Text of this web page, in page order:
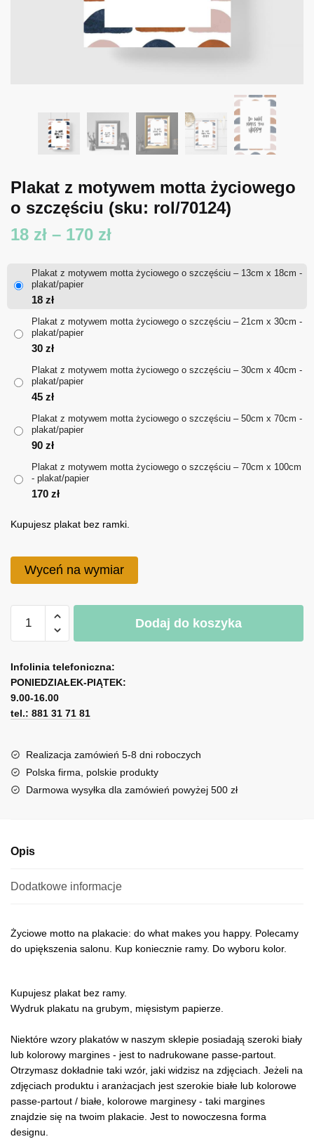
Plakat z motywem motta życiowego
o szczęściu (sku: rol/70124)
18 zł – 170 złZakres
18 zł
170 zł
Plakat z motywem motta życiowego o szczęściu – 13cm x 18cm -
plakat/papier
18 zł
Plakat z motywem motta życiowego o szczęściu – 21cm x 30cm -
plakat/papier
30 zł
Plakat z motywem motta życiowego o szczęściu – 30cm x 40cm -
plakat/papier
45 zł
Plakat z motywem motta życiowego o szczęściu – 50cm x 70cm -
plakat/papier
90 zł
Plakat z motywem motta życiowego o szczęściu – 70cm x 100cm
- plakat/papier
170 zł
Kupujesz plakat bez ramki.
Wyceń na wymiar
Plakat
motywem
motta
życiowego
o
Dodaj do koszyka
l
t
e
r
a
t
i
Infolinia telefoniczna:
PONIEDZIAŁEK-PIĄTEK:
9.00-16.00
tel.: 881 31 71 81
Realizacja zamówień 5-8 dni roboczych
Polska firma, polskie produkty
Darmowa wysyłka dla zamówień powyżej 500 zł
Opis
Dodatkowe informacje
Życiowe motto na plakacie: do what makes you happy. Polecamy
do upiększenia salonu. Kup koniecznie ramy. Do wyboru kolor.
Kupujesz plakat bez ramy.
Wydruk plakatu na grubym, mięsistym papierze.
Niektóre wzory plakatów w naszym sklepie posiadają szeroki biały
lub kolorowy margines - jest to nadrukowane passe-partout.
Otrzymasz dokładnie taki wzór, jaki widzisz na zdjęciach. Jeżeli na
zdjęciach produktu i aranżacjach jest szerokie białe lub kolorowe
passe-partout / białe, kolorowe marginesy - taki margines
znajdzie się na twoim plakacie. Jest to nowoczesna forma
designu.